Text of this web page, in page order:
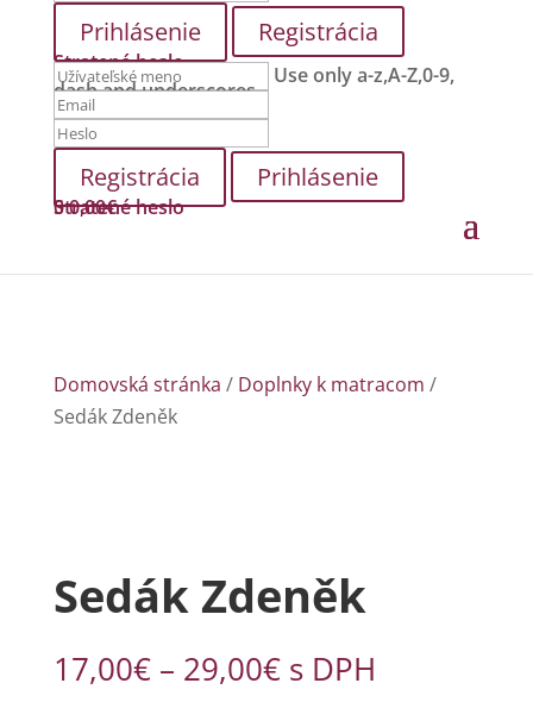
Registrácia
Stratené heslo Use only a-z,A-Z,0-9,
dash and underscores.
Prihlásenie
Stratené heslo
00,00€
Domovská stránka / Doplnky k matracom /
Sedák Zdeněk
Sedák Zdeněk
17,00€ – 29,00€Price
s DPH